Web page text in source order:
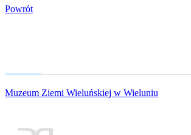
Powrót
Muzeum Ziemi Wieluńskiej w Wieluniu